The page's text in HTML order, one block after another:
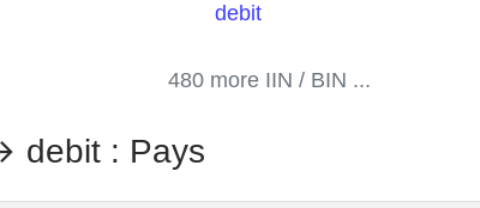
debit
480 more IIN / BIN ...
: Pays